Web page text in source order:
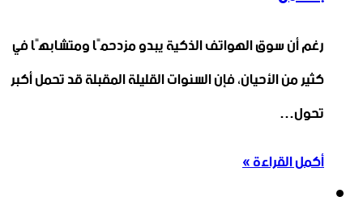
رغم أن سوق الهواتف الذكية يبدو مزدحمًا ومتشابهًا في
كثير من الأحيان، فإن السنوات القليلة المقبلة قد تحمل أكبر
تحول…
أكمل القراءة »